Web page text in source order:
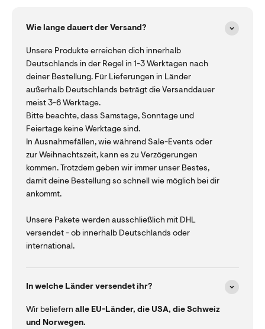
Wie lange dauert der Versand?
Unsere Produkte erreichen dich innerhalb
Deutschlands in der Regel in 1-3 Werktagen nach
deiner Bestellung. Für Lieferungen in Länder
außerhalb Deutschlands beträgt die Versanddauer
meist 3-6 Werktage.
Bitte beachte, dass Samstage, Sonntage und
Feiertage keine Werktage sind.
In Ausnahmefällen, wie während Sale-Events oder
zur Weihnachtszeit, kann es zu Verzögerungen
kommen. Trotzdem geben wir immer unser Bestes,
damit deine Bestellung so schnell wie möglich bei dir
ankommt.
Unsere Pakete werden ausschließlich mit DHL
versendet - ob innerhalb Deutschlands oder
international.
In welche Länder versendet ihr?
Wir beliefern alle EU-Länder, die USA, die Schweiz
und Norwegen.